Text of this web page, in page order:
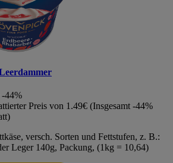
-44%
Preis von 1.49€ (Insgesamt -44%
versch. Sorten und Fettstufen, z. B.:
Leger 140g, Packung, (1kg = 10,64)